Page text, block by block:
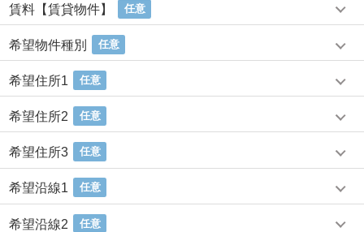
賃料【賃貸物件】 任意
希望物件種別 任意
希望住所1 任意
希望住所2 任意
希望住所3 任意
希望沿線1 任意
希望沿線2 任意